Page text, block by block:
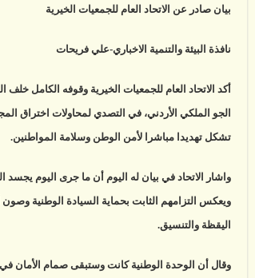
بيان صادر عن الاتحاد العام للجمعيات الخيرية
نافذة البيئة والتنمية الاخباري-علي فريحات
أكد الاتحاد العام للجمعيات الخيرية وقوفه الكامل
الجو الملكي الأردني، في التصدي لمحاولات اختراق
تشكل تهديدا مباشرا لأمن الوطن وسلامة المواطنين.
واشار الاتحاد في بيان له اليوم أن ما جرى اليوم يجسد
ويعكس التزامهم الثابت بحماية السيادة الوطنية
اليقظة والتنسيق.
وقال أن الوحدة الوطنية كانت وستبقى صمام الأمان